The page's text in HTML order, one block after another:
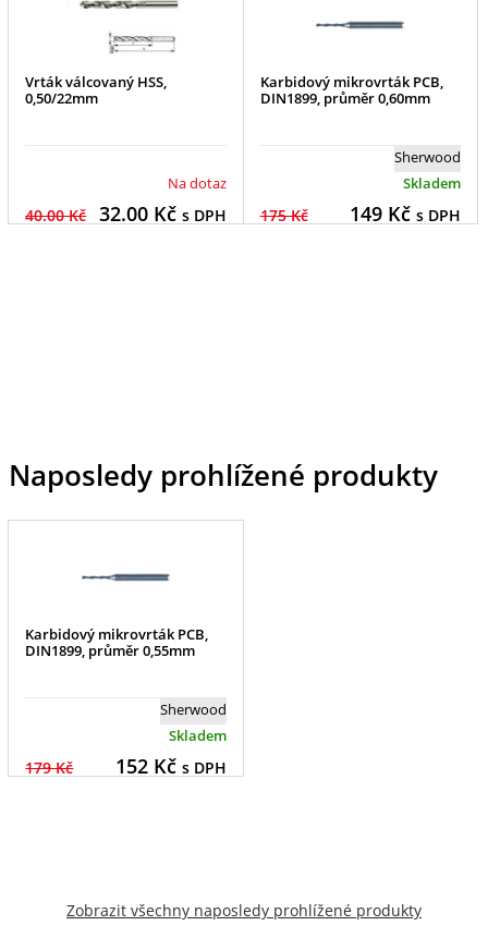
Vrták válcovaný HSS,
0,50/22mm
Na dotaz
40.00 Kč 32.00Kč s DPH
Karbidový mikrovrták PCB,
DIN1899, průměr 0,60mm
Sherwood
Skladem
175 Kč 149Kč s DPH
Naposledy prohlížené produkty
Karbidový mikrovrták PCB,
DIN1899, průměr 0,55mm
Sherwood
Skladem
179 Kč 152Kč s DPH
Zobrazit všechny naposledy prohlížené produkty